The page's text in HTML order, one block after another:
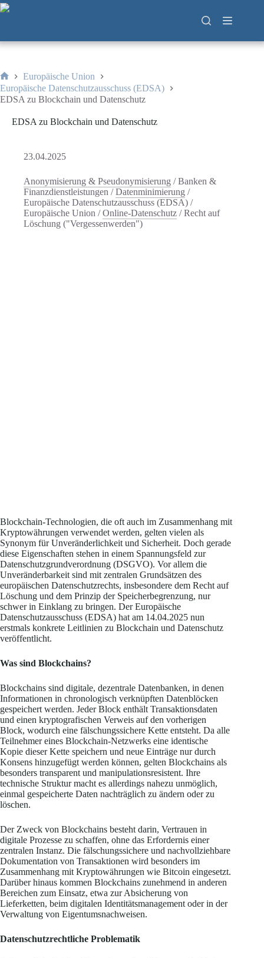
Zum
Inhalt
Start
Europäische Union
Europäische Datenschutzausschuss (EDSA)
EDSA zu Blockchain und Datenschutz
EDSA zu Blockchain und Datenschutz
23.04.2025
Anonymisierung & Pseudonymisierung /Banken &
Finanzdienstleistungen /Datenminimierung /
Europäische Datenschutzausschuss (EDSA) /
Europäische Union /Online-Datenschutz /Recht auf
Löschung ("Vergessenwerden")
Blockchain-Technologien, die oft auch im Zusammenhang mit
Kryptowährungen verwendet werden, gelten vielen als
Synonym für Unveränderlichkeit und Sicherheit. Doch gerade
diese Eigenschaften stehen in einem Spannungsfeld zur
Datenschutzgrundverordnung (DSGVO). Vor allem die
Unveränderbarkeit sind mit zentralen Grundsätzen des
europäischen Datenschutzrechts, insbesondere dem Recht auf
Löschung und dem Prinzip der Speicherbegrenzung, nur
schwer in Einklang zu bringen. Der Europäische
Datenschutzausschuss (EDSA) hat am 14.04.2025 nun
erstmals konkrete Leitlinien zu Blockchain und Datenschutz
veröffentlicht.
Was sind Blockchains?
Blockchains sind digitale, dezentrale Datenbanken, in denen
Informationen in chronologisch verknüpften Datenblöcken
gespeichert werden. Jeder Block enthält Transaktionsdaten
und einen kryptografischen Verweis auf den vorherigen
Block, wodurch eine fälschungssichere Kette entsteht. Da alle
Teilnehmer eines Blockchain-Netzwerks eine identische
Kopie dieser Kette speichern und neue Einträge nur durch
Konsens hinzugefügt werden können, gelten Blockchains als
besonders transparent und manipulationsresistent. Ihre
technische Struktur macht es allerdings nahezu unmöglich,
einmal gespeicherte Daten nachträglich zu ändern oder zu
löschen.
Der Zweck von Blockchains besteht darin, Vertrauen in
digitale Prozesse zu schaffen, ohne das Erfordernis einer
zentralen Instanz. Die fälschungssichere und nachvollziehbare
Dokumentation von Transaktionen wird besonders im
Zusammenhang mit Kryptowährungen wie Bitcoin eingesetzt.
Darüber hinaus kommen Blockchains zunehmend in anderen
Bereichen zum Einsatz, etwa zur Absicherung von
Lieferketten, beim digitalen Identitätsmanagement oder in der
Verwaltung von Eigentumsnachweisen.
Datenschutzrechtliche Problematik